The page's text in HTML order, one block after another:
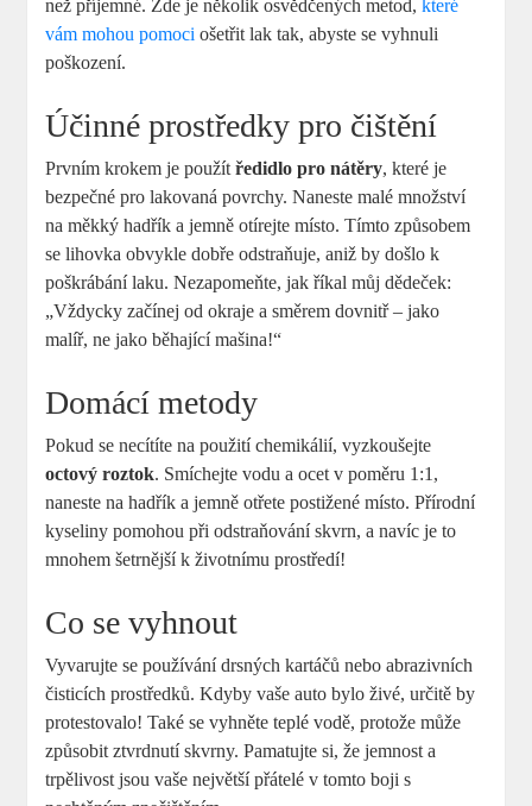
než příjemné. Zde je několik osvědčených metod, které
vám mohou pomoci ošetřit lak tak, abyste se vyhnuli
poškození.
Účinné prostředky pro čištění
Prvním krokem je použítředidlo pro nátěry, které je
bezpečné pro lakovaná povrchy. Naneste malé množství
na měkký hadřík a jemně otírejte místo. Tímto způsobem
se lihovka obvykle dobře odstraňuje, aniž by došlo k
poškrábání laku. Nezapomeňte, jak říkal můj dědeček:
„Vždycky začínej od okraje a směrem dovnitř – jako
malíř, ne jako běhající mašina!“
Domácí metody
Pokud se necítíte na použití chemikálií, vyzkoušejte
octový roztok. Smíchejte vodu a ocet v poměru 1:1,
naneste na hadřík a jemně otřete postižené místo. Přírodní
kyseliny pomohou při odstraňování skvrn, a navíc je to
mnohem šetrnější k životnímu prostředí!
Co se vyhnout
Vyvarujte se používání drsných kartáčů nebo abrazivních
čisticích prostředků. Kdyby vaše auto bylo živé, určitě by
protestovalo! Také se vyhněte teplé vodě, protože může
způsobit ztvrdnutí skvrny. Pamatujte si, že jemnost a
trpělivost jsou vaše největší přátelé v tomto boji s